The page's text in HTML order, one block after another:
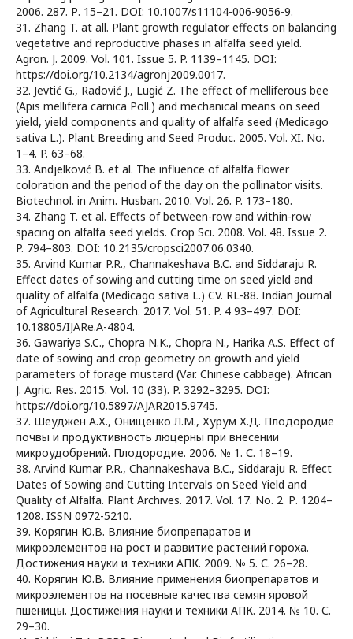
2006. 287. Р. 15–21. DOI: 10.1007/s11104-006-9056-9.
31. Zhang T. at all. Plant growth regulator effects on balancing
vegetative and reproductive phases in alfalfa seed yield.
Agron. J. 2009. Vol. 101. Issue 5. P. 1139–1145. DOI:
https://doi.org/10.2134/agronj2009.0017.
32. Jevtić G., Radović J., Lugić Z. The effect of melliferous bee
(Apis mellifera carnica Poll.) and mechanical means on seed
yield, yield components and quality of alfalfa seed (Medicago
sativa L.). Plant Breeding and Seed Produc. 2005. Vol. XI. No.
1–4. P. 63–68.
33. Andjelković B. еt al. The influence of alfalfa flower
coloration and the period of the day on the pollinator visits.
Biotechnol. in Anim. Husban. 2010. Vol. 26. P. 173–180.
34. Zhang T. et al. Effects of between-row and within-row
spacing on alfalfa seed yields. Crop Sci. 2008. Vol. 48. Issue 2.
P. 794–803. DOI: 10.2135/cropsci2007.06.0340.
35. Arvind Kumar P.R., Channakeshava B.C. and Siddaraju R.
Effect dates of sowing and cutting time on seed yield and
quality of alfalfa (Medicago sativa L.) CV. RL-88. Indian Journal
of Agricultural Research. 2017. Vol. 51. P. 4 93–497. DOI:
10.18805/IJARe.A-4804.
36. Gawariya S.C., Chopra N.K., Chopra N., Harika A.S. Effect of
date of sowing and crop geometry on growth and yield
parameters of forage mustard (Var. Chinese cabbage). African
J. Agric. Res. 2015. Vol. 10 (33). P. 3292–3295. DOI:
https://doi.org/10.5897/AJAR2015.9745.
37. Шеуджен А.Х., Онищенко Л.М., Хурум Х.Д. Плодородие
почвы и продуктивность люцерны при внесении
микроудобрений. Плодородие. 2006. № 1. С. 18–19.
38. Arvind Kumar P.R., Channakeshava B.C., Siddaraju R. Effect
Dates of Sowing and Cutting Intervals on Seed Yield and
Quality of Alfalfa. Plant Archives. 2017. Vol. 17. No. 2. Р. 1204–
1208. ISSN 0972-5210.
39. Корягин Ю.В. Влияние биопрепаратов и
микроэлементов на рост и развитие растений гороха.
Достижения науки и техники АПК. 2009. № 5. С. 26–28.
40. Корягин Ю.В. Влияние применения биопрепаратов и
микроэлементов на посевные качества семян яровой
пшеницы. Достижения науки и техники АПК. 2014. № 10. С.
29–30.